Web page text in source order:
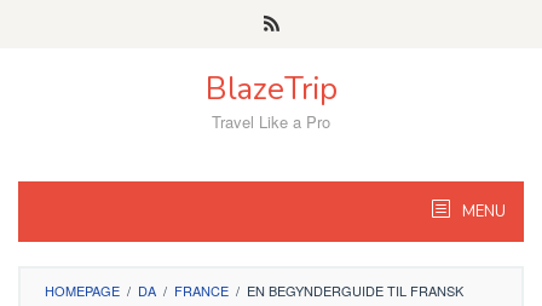
BlazeTrip
Travel Like a Pro
MENU
HOMEPAGE / DA / FRANCE / EN BEGYNDERGUIDE TIL FRANSK